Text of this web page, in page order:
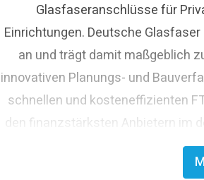
Glasfaseranschlüsse für
Einrichtungen. Deutsche
an und trägt damit maßgeblich
innovativen Planungs- und
schnellen und kosteneffizienten
den finanzstärksten Anbietern im
Glasfaserinvestoren EQT